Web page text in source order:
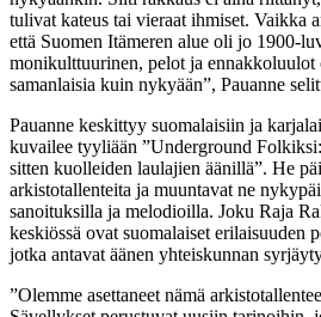
tulivat kateus tai vieraat ihmiset. Vaikka
että Suomen Itämeren alue oli jo 1900-
monikulttuurinen, pelot ja ennakkoluulot
samanlaisia kuin nykyään”, Pauanne
Pauanne keskittyy suomalaisiin ja
kuvailee tyyliään ”Underground
sitten kuolleiden laulajien äänillä”. He
arkistotallenteita ja muuntavat ne
sanoituksilla ja melodioilla. Joku Raja
keskiössä ovat suomalaiset erilaisuuden
jotka antavat äänen yhteiskunnan
”Olemme asettaneet nämä